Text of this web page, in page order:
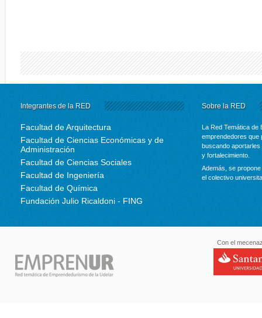
Integrantes de la RED
Facultad de Arquitectura
Facultad de Ciencias Económicas y de
Administración
Facultad de Ciencias Sociales
Facultad de Ingeniería
Facultad de Química
Fundación Julio Ricaldoni - FING
Sobre la RED
La Red Temática de
emprendedores que
buscando
y fortalecimiento.
Además, se
el colectivo
Con el